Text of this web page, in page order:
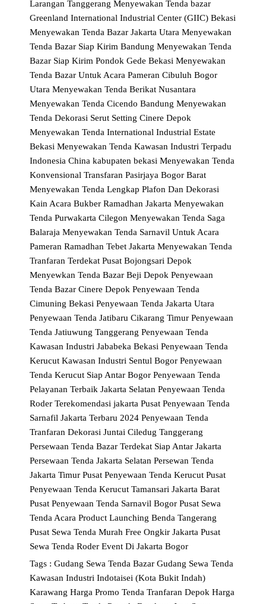
Larangan TanggerangMenyewakan Tenda bazar
Greenland International Industrial Center (GIIC) Bekasi
Menyewakan Tenda Bazar Jakarta UtaraMenyewakan
Tenda Bazar Siap Kirim BandungMenyewakan Tenda
Bazar Siap Kirim Pondok Gede BekasiMenyewakan
Tenda Bazar Untuk Acara Pameran Cibuluh Bogor
UtaraMenyewakan Tenda Berikat Nusantara
Menyewakan Tenda Cicendo BandungMenyewakan
Tenda Dekorasi Serut Setting Cinere Depok
Menyewakan Tenda International Industrial Estate
BekasiMenyewakan Tenda Kawasan Industri Terpadu
Indonesia China kabupaten bekasiMenyewakan Tenda
Konvensional Transfaran Pasirjaya Bogor Barat
Menyewakan Tenda Lengkap Plafon Dan Dekorasi
Kain Acara Bukber Ramadhan JakartaMenyewakan
Tenda Purwakarta CilegonMenyewakan Tenda Saga
BalarajaMenyewakan Tenda Sarnavil Untuk Acara
Pameran Ramadhan Tebet JakartaMenyewakan Tenda
Tranfaran Terdekat Pusat Bojongsari Depok
Menyewkan Tenda Bazar Beji DepokPenyewaan
Tenda Bazar Cinere DepokPenyewaan Tenda
Cimuning BekasiPenyewaan Tenda Jakarta Utara
Penyewaan Tenda Jatibaru Cikarang TimurPenyewaan
Tenda Jatiuwung TanggerangPenyewaan Tenda
Kawasan Industri Jababeka BekasiPenyewaan Tenda
Kerucut Kawasan Industri Sentul BogorPenyewaan
Tenda Kerucut Siap Antar BogorPenyewaan Tenda
Pelayanan Terbaik Jakarta SelatanPenyewaan Tenda
Roder Terekomendasi jakarta PusatPenyewaan Tenda
Sarnafil Jakarta Terbaru 2024Penyewaan Tenda
Tranfaran Dekorasi Juntai Ciledug Tanggerang
Persewaan Tenda Bazar Terdekat Siap Antar Jakarta
Persewaan Tenda Jakarta SelatanPersewan Tenda
Jakarta TimurPusat Penyewaan Tenda KerucutPusat
Penyewaan Tenda Kerucut Tamansari Jakarta Barat
Pusat Penyewaan Tenda Sarnavil BogorPusat Sewa
Tenda Acara Product Launching Benda Tangerang
Pusat Sewa Tenda Murah Free Ongkir JakartaPusat
Sewa Tenda Roder Event Di Jakarta Bogor
Tags : Gudang Sewa Tenda BazarGudang Sewa Tenda
Kawasan Industri Indotaisei (Kota Bukit Indah)
KarawangHarga Promo Tenda Tranfaran DepokHarga